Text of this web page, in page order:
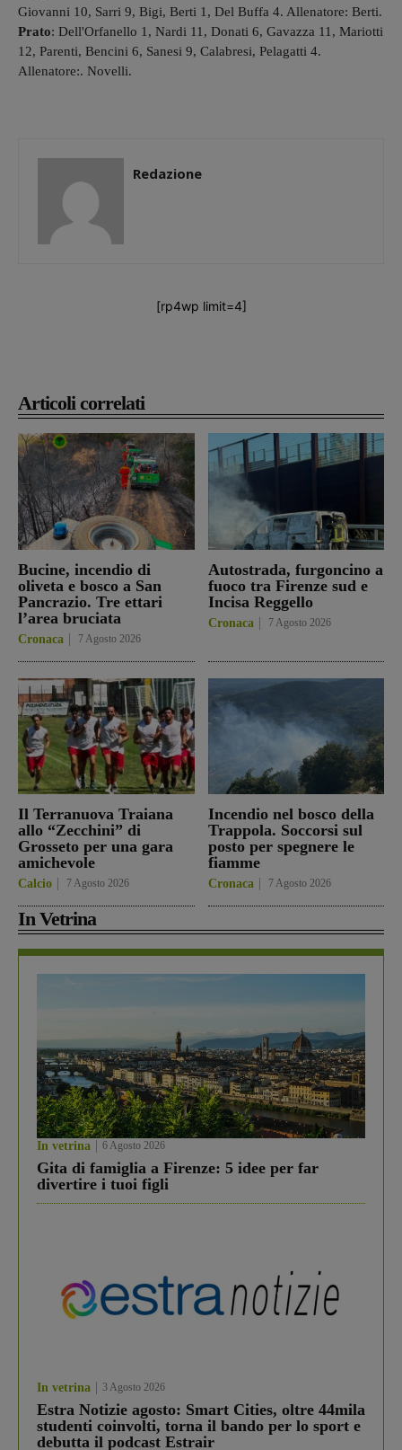
Articoli correlati
Bucine, incendio di
oliveta e bosco a San
Pancrazio. Tre ettari
l’area bruciata
Cronaca 7 Agosto 2026
Autostrada, furgoncino a
fuoco tra Firenze sud e
Incisa Reggello
Cronaca 7 Agosto 2026
Il Terranuova Traiana
allo “Zecchini” di
Grosseto per una gara
amichevole
Calcio 7 Agosto 2026
Incendio nel bosco della
Trappola. Soccorsi sul
posto per spegnere le
fiamme
Cronaca 7 Agosto 2026
In Vetrina
In vetrina 6 Agosto 2026
Gita di famiglia a Firenze: 5 idee per far
divertire i tuoi figli
In vetrina 3 Agosto 2026
Estra Notizie agosto: Smart Cities, oltre 44mila
studenti coinvolti, torna il bando per lo sport e
debutta il podcast Estrair
Giovanni 10, Sarri 9, Bigi, Berti 1, Del Buffa 4. Allenatore: Berti.
Prato: Dell'Orfanello 1, Nardi 11, Donati 6, Gavazza 11, Mariotti
12, Parenti, Bencini 6, Sanesi 9, Calabresi, Pelagatti 4.
Allenatore:. Novelli.
Redazione
[rp4wp limit=4]